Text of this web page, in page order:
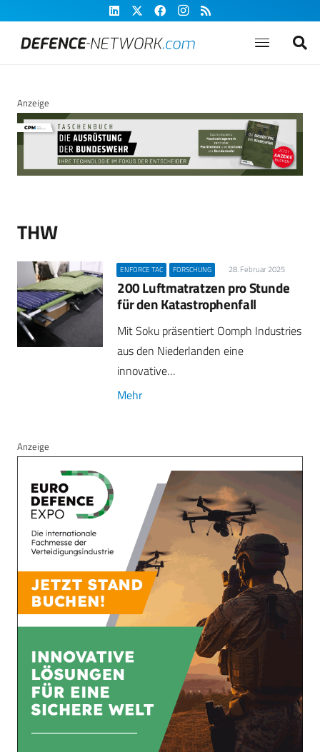
Anzeige
THW
ENFORCE TAC FORSCHUNG 28. Februar 2025
200 Luftmatratzen pro Stunde
für den Katastrophenfall
Mit Soku präsentiert Oomph Industries
aus den Niederlanden eine
innovative…
Mehr
Anzeige